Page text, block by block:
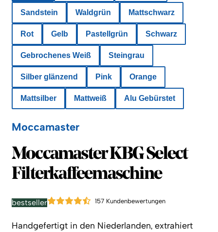
Sandstein Waldgrün Mattschwarz
Rot Gelb Pastellgrün Schwarz
Gebrochenes Weiß Steingrau
Silber glänzend Pink Orange
Mattsilber Mattweiß Alu Gebürstet
Moccamaster
Moccamaster
Moccamaster KBG Select
Filterkaffeemaschine
bestseller 157 Kundenbewertungen
Handgefertigt in den Niederlanden, extrahiert